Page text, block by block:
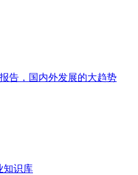
告，国内外发展的大趋势
知识库